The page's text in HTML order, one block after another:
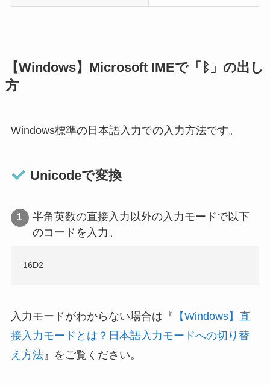
【Windows】Microsoft IMEで「ᛒ」の出し
方
Windows標準の日本語入力での入力方法です。
Unicodeで変換
半角英数の直接入力以外の入力モードで以下
のコードを入力。
16D2
入力モードがわからない場合は『 【Windows】直
接入力モードとは？日本語入力モードへの切り替
え方法』をご覧ください。